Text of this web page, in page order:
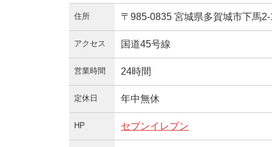
住所 〒985-0835 宮城県多賀城市下馬
アクセス 国道45号線
営業時間 24時間
定休日 年中無休
HP セブンイレブン